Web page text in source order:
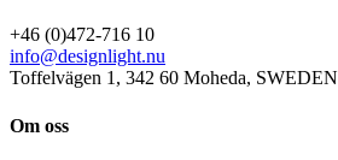
+46 (0)472-716 10
info@designlight.nu
Toffelvägen 1, 342 60 Moheda, SWEDEN
Om oss